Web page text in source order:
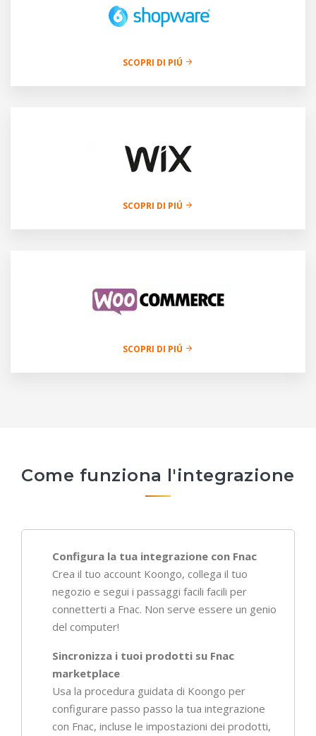
SCOPRI DI PIÚ
SCOPRI DI PIÚ
SCOPRI DI PIÚ
Come funziona l'integrazione
Configura la tua integrazione con Fnac
Crea il tuo account Koongo, collega il tuo
negozio e segui i passaggi facili facili per
connetterti a Fnac. Non serve essere un genio
del computer!
Sincronizza i tuoi prodotti su Fnac
marketplace
Usa la procedura guidata di Koongo per
configurare passo passo la tua integrazione
con Fnac, incluse le impostazioni dei prodotti,